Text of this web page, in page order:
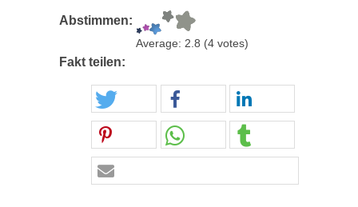
Abstimmen:
Average: 2.8 (4 votes)
Fakt teilen: